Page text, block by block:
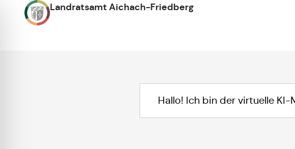
Landratsamt Aichach-Friedberg